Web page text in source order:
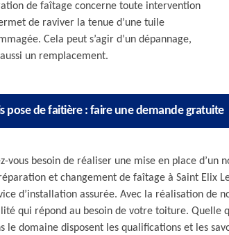
de faîtage concerne toute intervention
de raviver la tenue d’une tuile
Cela peut s’agir d’un dépannage,
un remplacement.
pose de faitière : faire une demande gratuite
vous besoin de réaliser une mise en place
et changement de faîtage à Saint Elix
d’installation assurée. Avec la réalisation de
qui répond au besoin de votre toiture. Quelle
le domaine disposent les qualifications et les